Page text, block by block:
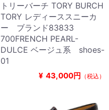
トリーバーチ TORY BURCH
TORY レディーススニーカ
ー ブランド83833
700FRENCH PEARL-
DULCE ベージュ系 shoes-
01
¥ 43,000円 （税込）